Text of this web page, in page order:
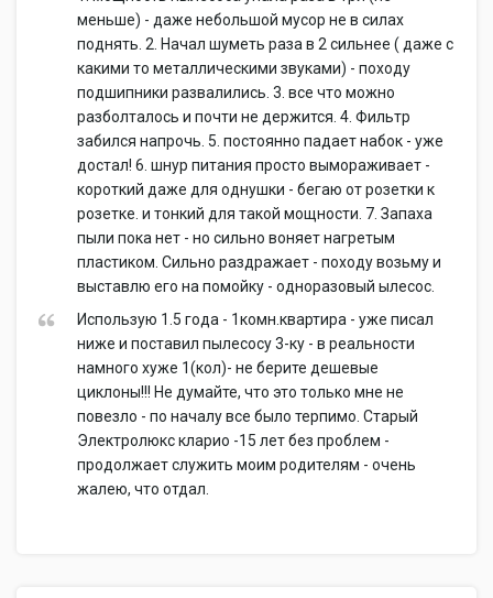
меньше) - даже небольшой мусор не в силах
поднять. 2. Начал шуметь раза в 2 сильнее ( даже с
какими то металлическими звуками) - походу
подшипники развалились. 3. все что можно
разболталось и почти не держится. 4. Фильтр
забился напрочь. 5. постоянно падает набок - уже
достал! 6. шнур питания просто вымораживает -
короткий даже для однушки - бегаю от розетки к
розетке. и тонкий для такой мощности. 7. Запаха
пыли пока нет - но сильно воняет нагретым
пластиком. Сильно раздражает - походу возьму и
выставлю его на помойку - одноразовый ылесос.
Использую 1.5 года - 1комн.квартира - уже писал
ниже и поставил пылесосу 3-ку - в реальности
намного хуже 1(кол)- не берите дешевые
циклоны!!! Не думайте, что это только мне не
повезло - по началу все было терпимо. Старый
Электролюкс кларио -15 лет без проблем -
продолжает служить моим родителям - очень
жалею, что отдал.